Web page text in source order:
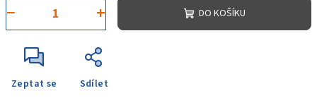
+
− DO KOŠÍKU
Zeptat se Sdílet